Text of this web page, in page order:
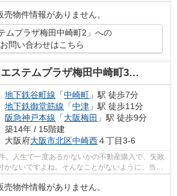
売物件情報がありません。
ムプラザ梅田中崎町2」への
お問い合わせはこちら
エステムプラザ梅田中崎町3ツインマークスサウスレジデンス
地下鉄谷町線 「中崎町 」駅 徒歩7分
地下鉄御堂筋線 「中津 」駅 徒歩11分
阪急神戸本線 「大阪梅田 」駅 徒歩9分
築14年 / 15階建
大阪府大阪市北区中崎西４丁目3-6
。人生で一度あるかないかの不動産購入で、失敗
かないですよね。そんなことがないように、当社
売物件情報がありません。